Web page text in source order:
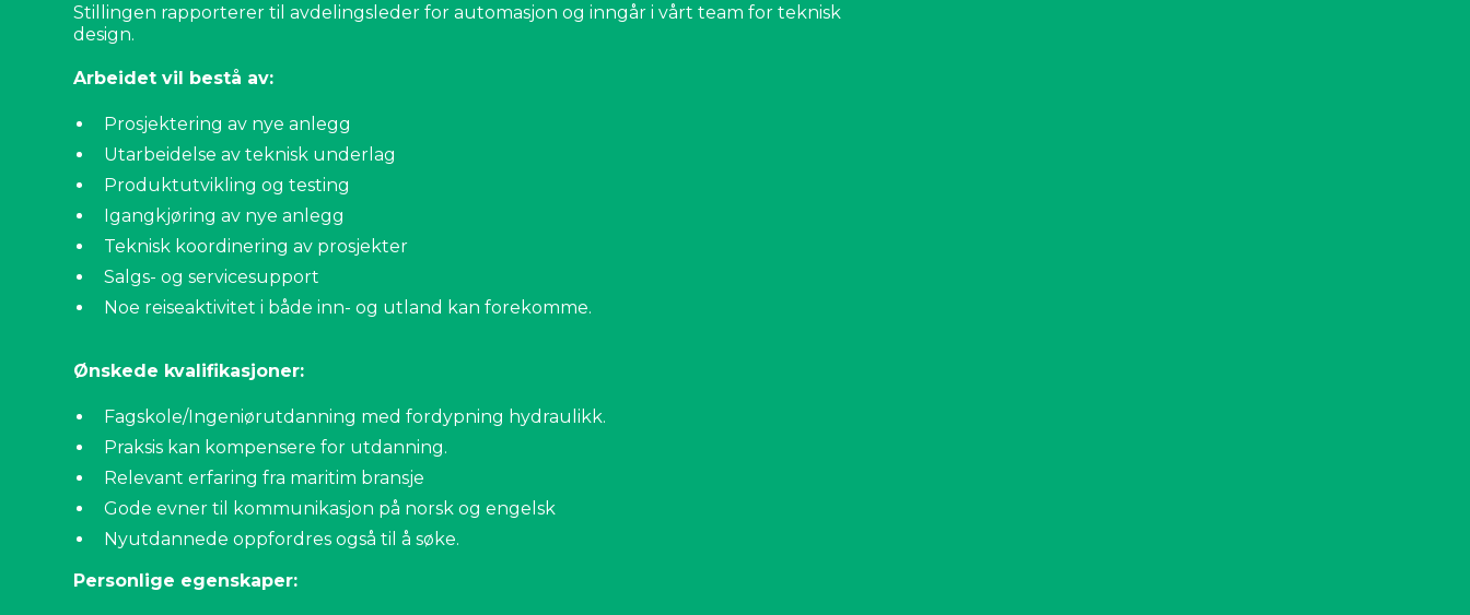
Stillingen rapporterer til avdelingsleder for automasjon og inngår i vårt team for teknisk
design.
Arbeidet vil bestå av:
Prosjektering av nye anlegg
Utarbeidelse av teknisk underlag
Produktutvikling og testing
Igangkjøring av nye anlegg
Teknisk koordinering av prosjekter
Salgs- og servicesupport
Noe reiseaktivitet i både inn- og utland kan forekomme.
Ønskede kvalifikasjoner:
Fagskole/Ingeniørutdanning med fordypning hydraulikk.
Praksis kan kompensere for utdanning.
Relevant erfaring fra maritim bransje
Gode evner til kommunikasjon på norsk og engelsk
Nyutdannede oppfordres også til å søke.
Personlige egenskaper: